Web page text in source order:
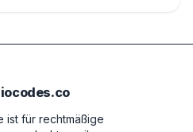
ist für rechtmäßige